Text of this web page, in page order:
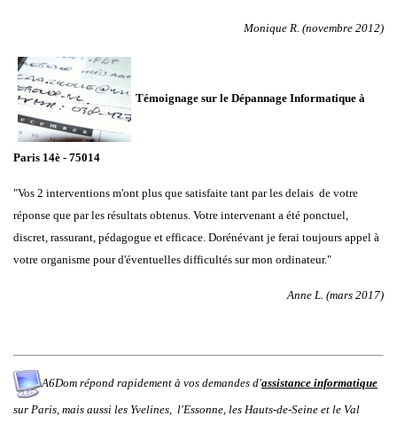
Monique R. (novembre 2012)
Témoignage sur le Dépannage Informatique à
Paris 14è - 75014
"Vos 2 interventions m'ont plus que satisfaite tant par les delais de votre
réponse que par les résultats obtenus. Votre intervenant a été ponctuel,
discret, rassurant, pédagogue et efficace. Dorénévant je ferai toujours appel à
votre organisme pour d'éventuelles difficultés sur mon ordinateur."
Anne L. (mars 2017)
A6Dom répond rapidement à vos demandes d'assistance informatique
sur Paris, mais aussi les Yvelines, l'Essonne, les Hauts-de-Seine et le Val